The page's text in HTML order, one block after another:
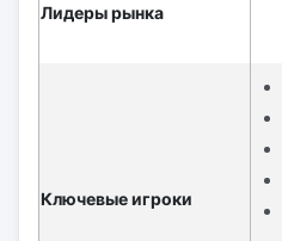
Лидеры рынка
Ключевые игроки